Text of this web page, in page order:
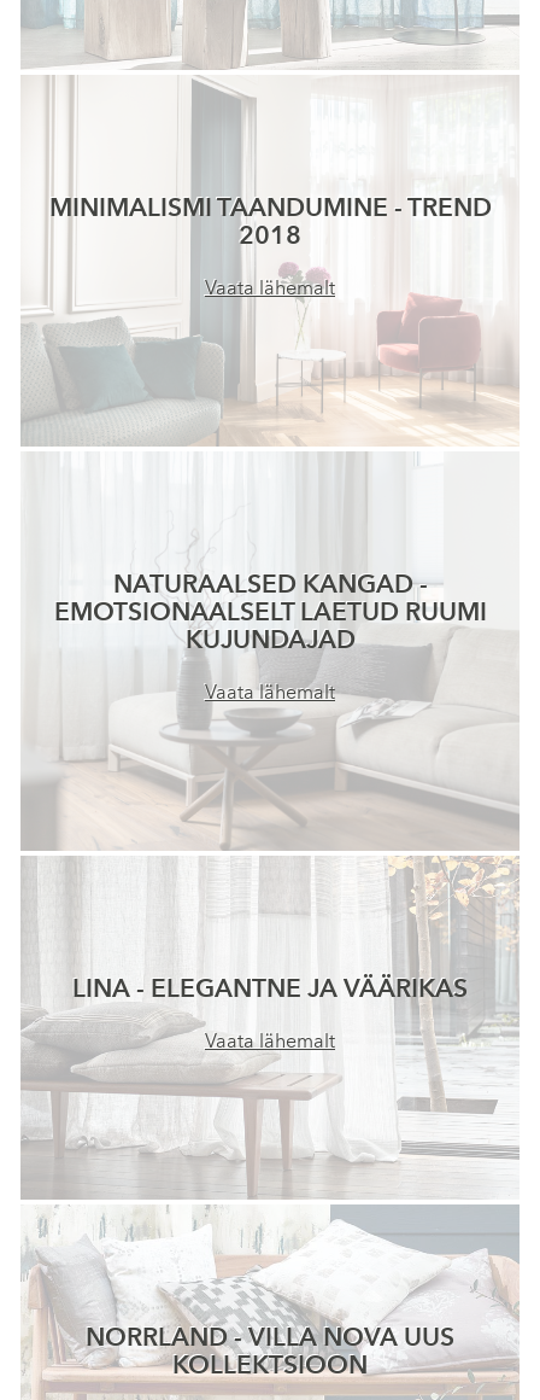
MINIMALISMI TAANDUMINE - TREND
2018
Vaata lähemalt
NATURAALSED KANGAD -
EMOTSIONAALSELT LAETUD RUUMI
KUJUNDAJAD
Vaata lähemalt
LINA - ELEGANTNE JA VÄÄRIKAS
Vaata lähemalt
NORRLAND - VILLA NOVA UUS
KOLLEKTSIOON